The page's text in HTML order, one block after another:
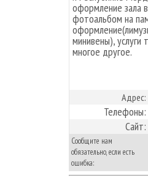
оформление зала
фотоальбом на
минивены), услуги
многое другое.
Адрес:
Телефоны:
Сайт:
Сообщите нам
обязательно, если есть
ошибка: